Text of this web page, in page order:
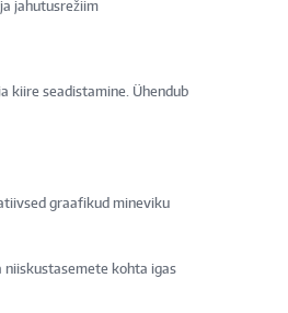
jahutusrežiim
kiire seadistamine. Ühendub
graafikud mineviku
kohta igas